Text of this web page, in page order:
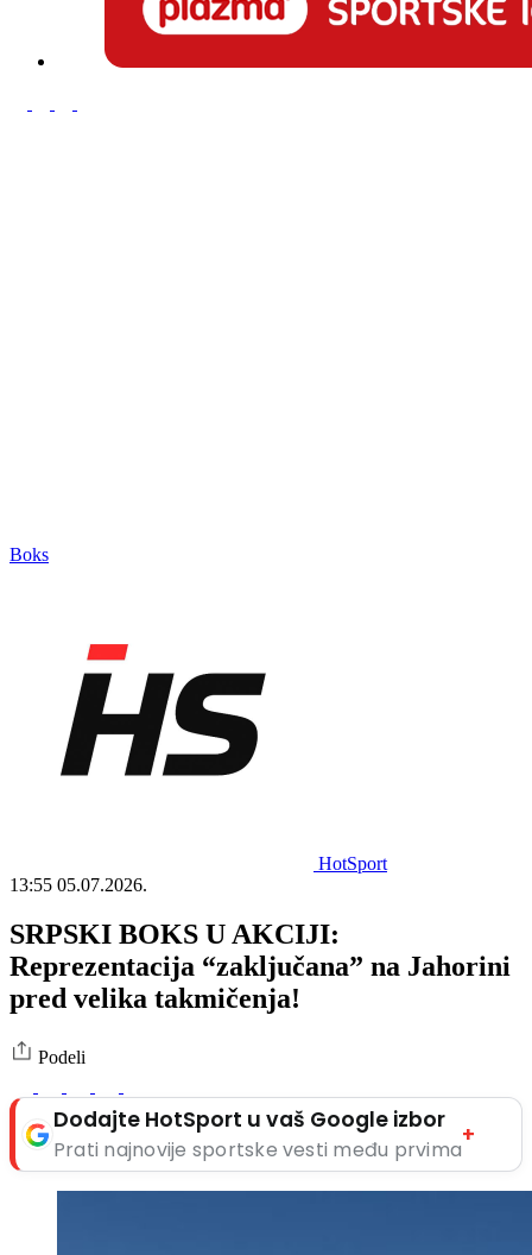
Boks
HotSport
13:55 05.07.2026.
SRPSKI BOKS U AKCIJI:
Reprezentacija “zaključana” na Jahorini
pred velika takmičenja!
Podeli
Dodajte HotSport u vaš Google izbor
Prati najnovije sportske vesti među prvima
+